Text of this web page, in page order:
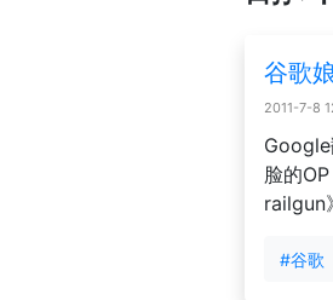
谷歌
2011-7-8
脸的
railgun》
#谷歌